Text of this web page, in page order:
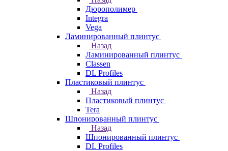
Дюрополимер
Integra
Vega
Ламинированный плинтус
Назад
Ламинированный плинтус
Classen
DL Profiles
Пластиковый плинтус
Назад
Пластиковый плинтус
Tera
Шпонированный плинтус
Назад
Шпонированный плинтус
DL Profiles